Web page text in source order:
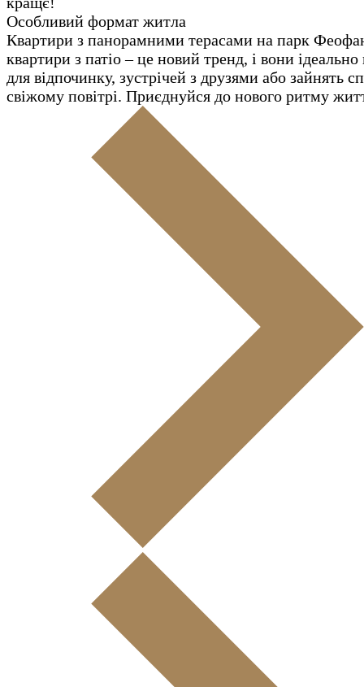
Особливий формат житла
Квартири з панорамними терасами на парк
квартири з патіо – це новий тренд, і вони ідеально
для відпочинку, зустрічей з друзями або зайнять
свіжому повітрі. Приєднуйся до нового ритму